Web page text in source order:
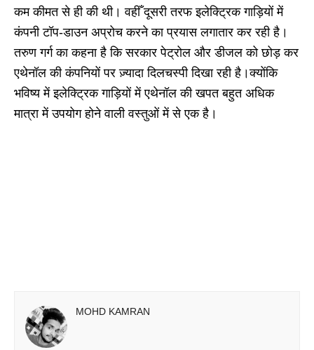
कम कीमत से ही की थी। वहीँ दूसरी तरफ इलेक्ट्रिक गाड़ियों में
कंपनी टॉप-डाउन अप्रोच करने का प्रयास लगातार कर रही है।
तरुण गर्ग का कहना है कि सरकार पेट्रोल और डीजल को छोड़ कर
एथेनॉल की कंपनियों पर ज़्यादा दिलचस्पी दिखा रही है।क्योंकि
भविष्य में इलेक्ट्रिक गाड़ियों में एथेनॉल की खपत बहुत अधिक
मात्रा में उपयोग होने वाली वस्तुओं में से एक है।
MOHD KAMRAN